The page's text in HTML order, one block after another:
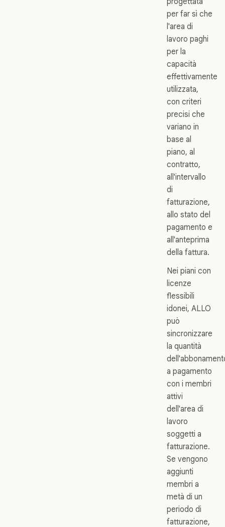
per far sì che
l'area di
lavoro paghi
per la
capacità
effettivamente
utilizzata,
con criteri
precisi che
variano in
base al
piano, al
contratto,
all'intervallo
di
fatturazione,
allo stato del
pagamento e
all'anteprima
della fattura.
Nei piani con
licenze
flessibili
idonei, ALLO
può
sincronizzare
la quantità
a pagamento
con i membri
attivi
dell'area di
lavoro
soggetti a
fatturazione.
Se vengono
aggiunti
membri a
metà di un
periodo di
fatturazione,